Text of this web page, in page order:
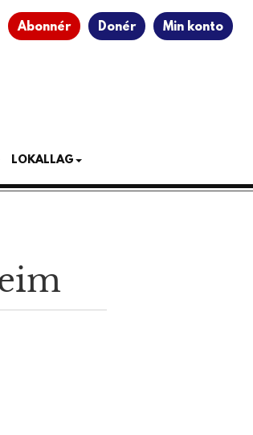
Abonnér Donér Min konto
LOKALLAG